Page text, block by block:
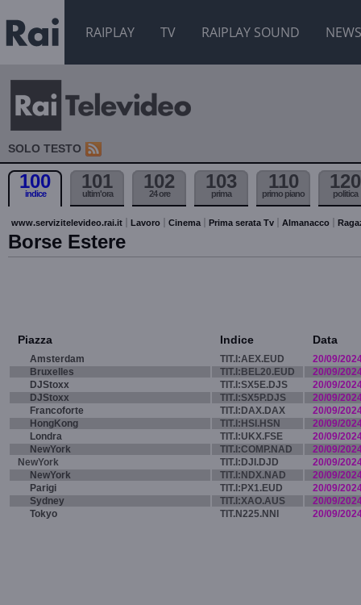
RAIPLAY TV RAIPLAY SOUND NEWS
SOLO TESTO
100
indice
101
ultim'ora
102
24 ore
103
prima
110
primo piano
120
politica
www.servizitelevideo.rai.it Lavoro Cinema Prima serata Tv Almanacco
Borse Estere
Piazza Indice Data
Amsterdam TIT.I:AEX.EUD
20/09/
Bruxelles
TIT.I:BEL20.EUD
20/09/
DJStoxx
TIT.I:SX5E.DJS
20/09/
DJStoxx
TIT.I:SX5P.DJS
20/09/
Francoforte
TIT.I:DAX.DAX
20/09/
HongKong
TIT.I:HSI.HSN
20/09/
Londra
TIT.I:UKX.FSE
20/09/
NewYork
TIT.I:COMP.NAD
20/09/
NewYork
TIT.I:DJI.DJD
20/09/
NewYork
TIT.I:NDX.NAD
20/09/
Parigi
TIT.I:PX1.EUD
20/09/
Sydney
TIT.I:XAO.AUS
20/09/
Tokyo
TIT.N225.NNI 20/09/